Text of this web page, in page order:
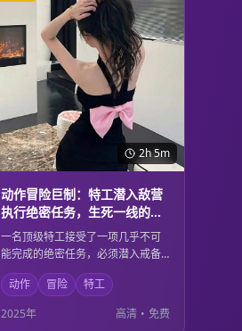
2h 5m
动作冒险巨制：特工潜入敌营
执行绝密任务，生死一线的惊
险刺激
一名顶级特工接受了一项几乎不可
能完成的绝密任务，必须潜入戒备
森严的敌方基地。在生死一线的危
险环境中，他凭借过人的智慧和精
湛的技能，与时间赛跑，完成这项
关乎国家安全的重要任务。
动作 冒险
特工
2025年
高清 • 免费